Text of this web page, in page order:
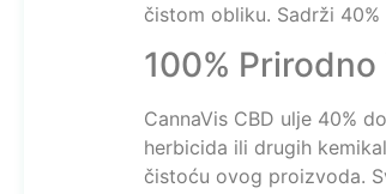
čistom obliku. Sadrži
100%
CannaVis CBD ulje 40%
herbicida ili drugih
čistoću ovog proizvoda.